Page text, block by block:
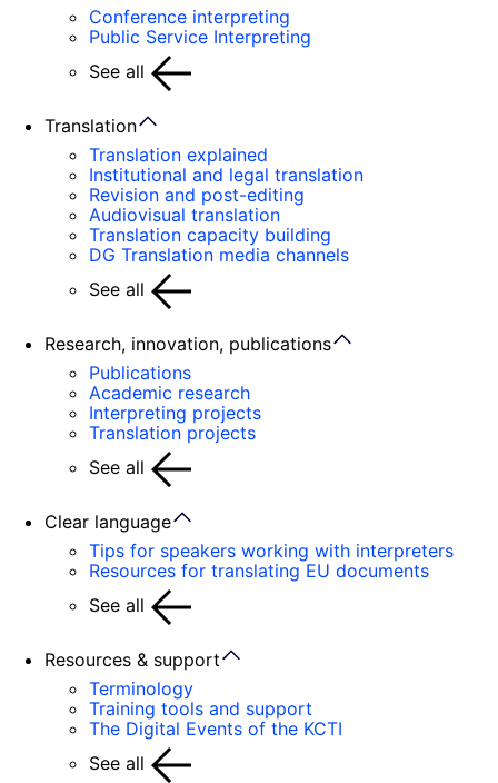
Conference interpreting
Public Service Interpreting
See all
Translation
Translation explained
Institutional and legal translation
Revision and post-editing
Audiovisual translation
Translation capacity building
DG Translation media channels
See all
Research, innovation, publications
Publications
Academic research
Interpreting projects
Translation projects
See all
Clear language
Tips for speakers working with interpreters
Resources for translating EU documents
See all
Resources & support
Terminology
Training tools and support
The Digital Events of the KCTI
See all